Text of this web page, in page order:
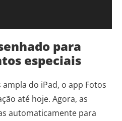
para
especiais
do iPad, o app Fotos
até hoje. Agora, as
automaticamente para